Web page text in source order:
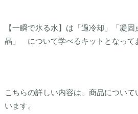
【一瞬で氷る水】は「過冷却」「凝
晶」 について学べるキットとなって
こちらの詳しい内容は、商品につい
います。